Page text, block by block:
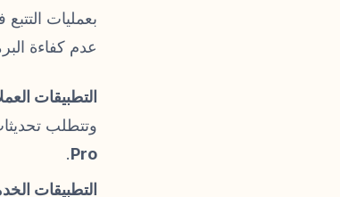
بعمليات
عدم كفاءة
التطبيقات
وتتطلب
Pro
.
التطبيقات